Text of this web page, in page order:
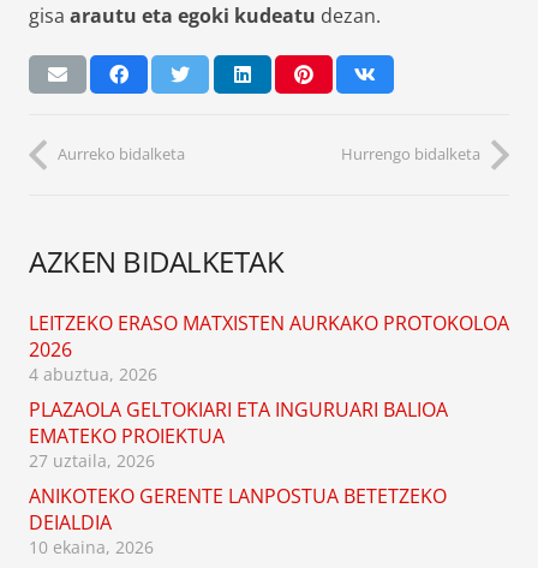
gisa arautu eta egoki kudeatu dezan.
Aurreko bidalketa Hurrengo bidalketa
AZKEN BIDALKETAK
LEITZEKO ERASO MATXISTEN AURKAKO PROTOKOLOA
2026
4 abuztua, 2026
PLAZAOLA GELTOKIARI ETA INGURUARI BALIOA
EMATEKO PROIEKTUA
27 uztaila, 2026
ANIKOTEKO GERENTE LANPOSTUA BETETZEKO
DEIALDIA
10 ekaina, 2026